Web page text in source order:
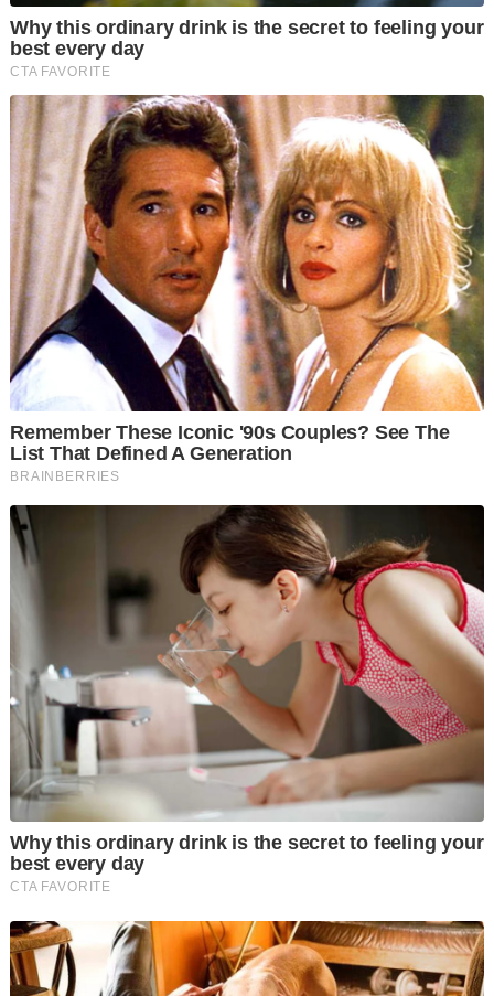
Zafrul berkata, Selangor adalah negeri yang amat penting
untuk mana-mana parti politik bertapak dan strategi ampuh
sepatutnya dirangka, lebih-lebih lagi selepas keputusan
pilihan raya negeri tahun lalu.
“Ia sewajarnya menjadi tanda jelas bahawa sesuatu perubahan
perlu dilaksanakan dengan segera.
“Antara lain, tawaran kepada pengundi Selangor harus dibina
dengan lengkap - diuji dan disemak dengan pemegang taruh.
“Kerjasama dengan parti-parti lain mesti diperkuat, bukannya
dilemahkan atas angan-angan bahawa masalah Umno terletak
pada hubungannya dengan parti lain, apatah lagi sedangkan
hubungan itu sudah wujud di peringkat pusat,” katanya.
Zafrul berkata, begitu banyak bergantung kepada sikap dan
pendekatan kepimpinan Umno negeri.
“Saya melihat sendiri bagaimana Presiden Umno (Ahmad
Zahid Hamidi) kepimpinan nasional tidak henti merangka jalan
kebangkitan parti di peringkat pusat.
“Namun, sejauh mana hebat perencanaan pusat, yang
melaksana ada di negeri dan ke bawah.
“Saya tak mampu mengulas buat negeri lain, tetapi untuk
negeri saya Selangor, pelaksanaan itu hambar malah ada